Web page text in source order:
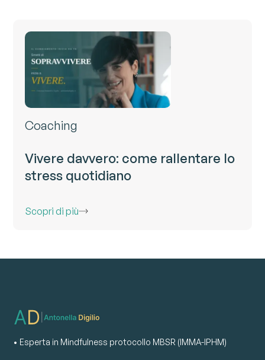
Coaching
Vivere davvero: come rallentare lo
stress quotidiano
Scopri di più
• Esperta in Mindfulness protocollo MBSR (IMMA-IPHM)